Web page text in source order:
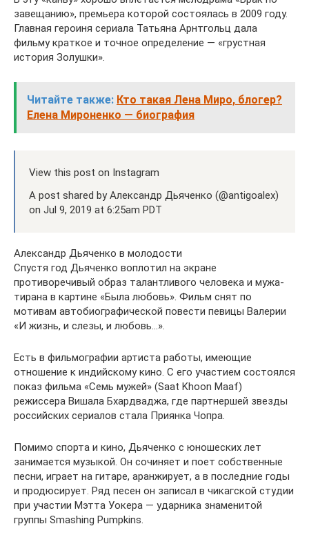
завещанию», премьера которой состоялась в 2009 году.
Главная героиня сериала Татьяна Арнтгольц дала
фильму краткое и точное определение — «грустная
история Золушки».
Читайте также: Кто такая Лена Миро, блогер?
Елена Мироненко — биография
View this post on Instagram
A post shared by Александр Дьяченко (@antigoalex)
on Jul 9, 2019 at 6:25am PDT
Александр Дьяченко в молодости
Спустя год Дьяченко воплотил на экране
противоречивый образ талантливого человека и мужа-
тирана в картине «Была любовь». Фильм снят по
мотивам автобиографической повести певицы Валерии
«И жизнь, и слезы, и любовь…».
Есть в фильмографии артиста работы, имеющие
отношение к индийскому кино. С его участием состоялся
показ фильма «Семь мужей» (Saat Khoon Maaf)
режиссера Вишала Бхардваджа, где партнершей звезды
российских сериалов стала Приянка Чопра.
Помимо спорта и кино, Дьяченко с юношеских лет
занимается музыкой. Он сочиняет и поет собственные
песни, играет на гитаре, аранжирует, а в последние годы
и продюсирует. Ряд песен он записал в чикагской студии
при участии Мэтта Уокера — ударника знаменитой
группы Smashing Pumpkins.